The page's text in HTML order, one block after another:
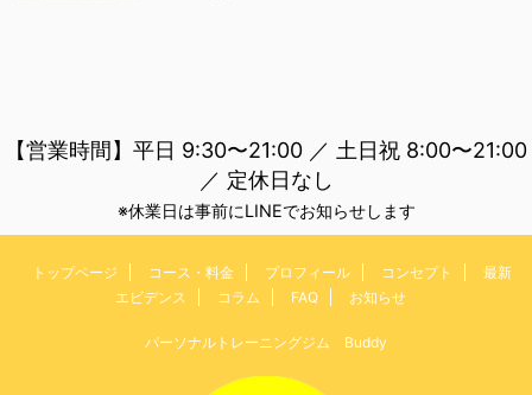
【営業時間】平日 9:30〜21:00 ／ 土日祝 8:00〜21:00
／ 定休日なし
※休業日は事前にLINEでお知らせします
トップページ コース・料金 プロフィール コンセプト
最新
エビデンス
コラム FAQ お知らせ
パーソナルトレーニングジム Buddy